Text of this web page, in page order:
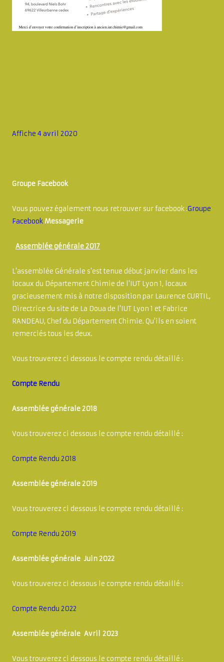
Affiche 4 avril 2020
Groupe Facebook
Vous pouvez également nous retrouver sur facebook :Groupe
FacebookMessagerie
Assemblée générale 2017
L'assemblée Générale s'est tenue début janvier dans les
locaux du Département Chimie de l'IUT Lyon 1, locaux
gracieusement mis à notre disposition par Laurence CURTIL,
Directrice du site de La Doua de l'IUT Lyon 1 et Fabrice
RANDEAU, Chef du Département Chimie. Qu'ils en soient
remerciés tous les deux.
Vous trouverez ci dessous le compte rendu détaillé :
Compte Rendu
Assemblée générale 2018
Vous trouverez ci dessous le compte rendu détaillé :
Compte Rendu 2018
Assemblée générale 2019
Vous trouverez ci dessous le compte rendu détaillé :
Compte Rendu 2019
Assemblée générale Juin 2022
Vous trouverez ci dessous le compte rendu détaillé :
Compte Rendu 2022
Assemblée générale Avril 2023
Vous trouverez ci dessous le compte rendu détaillé :